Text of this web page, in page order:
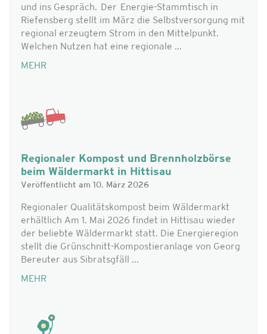
und ins Gespräch. Der Energie-Stammtisch in
Riefensberg stellt im März die Selbstversorgung mit
regional erzeugtem Strom in den Mittelpunkt.
Welchen Nutzen hat eine regionale ...
MEHR
Regionaler Kompost und Brennholzbörse
beim Wäldermarkt in Hittisau
Veröffentlicht am 10. März 2026
Regionaler Qualitätskompost beim Wäldermarkt
erhältlich Am 1. Mai 2026 findet in Hittisau wieder
der beliebte Wäldermarkt statt. Die Energieregion
stellt die Grünschnitt-Kompostieranlage von Georg
Bereuter aus Sibratsgfäll ...
MEHR